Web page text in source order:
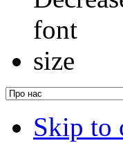
Skip to